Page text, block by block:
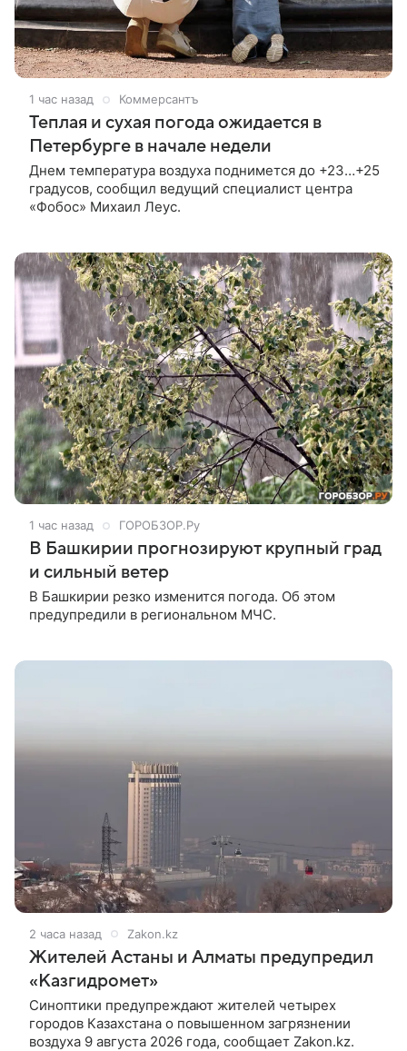
1 час назад Коммерсантъ
Теплая и сухая погода ожидается в
Петербурге в начале недели
Днем температура воздуха поднимется до +23…+25
градусов, сообщил ведущий специалист центра
«Фобос» Михаил Леус.
1 час назад ГОРОБЗОР.Ру
В Башкирии прогнозируют крупный град
и сильный ветер
В Башкирии резко изменится погода. Об этом
предупредили в региональном МЧС.
2 часа назад Zakon.kz
Жителей Астаны и Алматы предупредил
«Казгидромет»
Синоптики предупреждают жителей четырех
городов Казахстана о повышенном загрязнении
воздуха 9 августа 2026 года, сообщает Zakon.kz.